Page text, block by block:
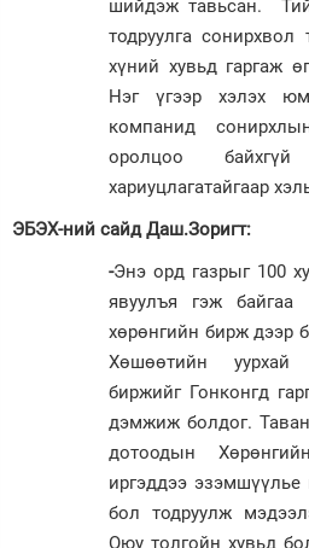
шийдэж тавьсан.
тодруулга сонирхвол
хүний хувьд гаргаж
Нэг үгээр хэлэх
компанид
оролцоо
хариуцлагатайгаар
ЭБЭХ-ний сайд Даш.Зоригт:
-Энэ орд газрыг 100
явуулъя гэж
хөрөнгийн бирж дээр
Хөшөөтийн уурхай
биржийг Гонконгд
дэмжиж болдог.
дотоодын
иргэддээ эзэмшүүлье
бол тодруулж
Оюу толгойн хувьд